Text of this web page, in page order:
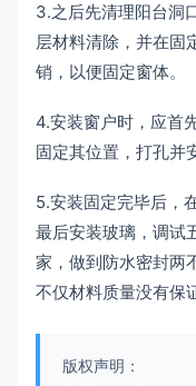
3.之后先清理阳台洞
层材料清除，并在固
销，以便固定窗体。
4.安装窗户时，应首
固定其位置，打孔并
5.安装固定完毕后，
最后安装玻璃，调试
家，做到防水密封两
不仅材料质量没有保
版权声明：